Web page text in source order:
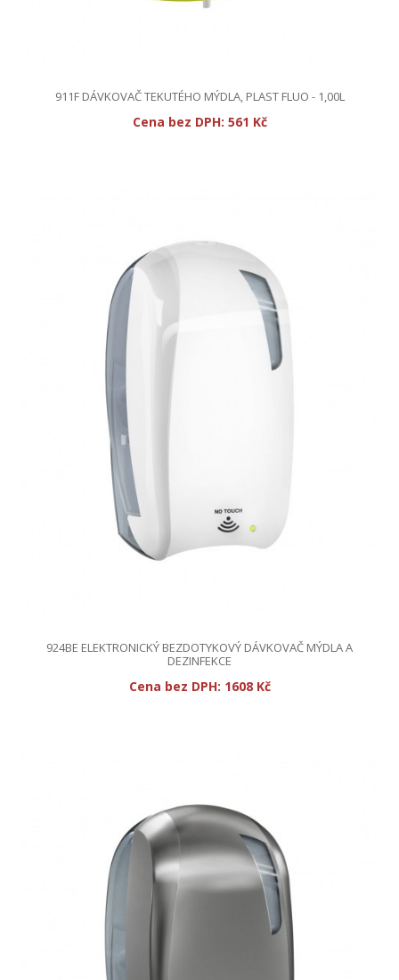
911F DÁVKOVAČ TEKUTÉHO MÝDLA, PLAST FLUO - 1,00L
Cena bez DPH: 561 Kč
924BE ELEKTRONICKÝ BEZDOTYKOVÝ DÁVKOVAČ MÝDLA A
DEZINFEKCE
Cena bez DPH: 1608 Kč